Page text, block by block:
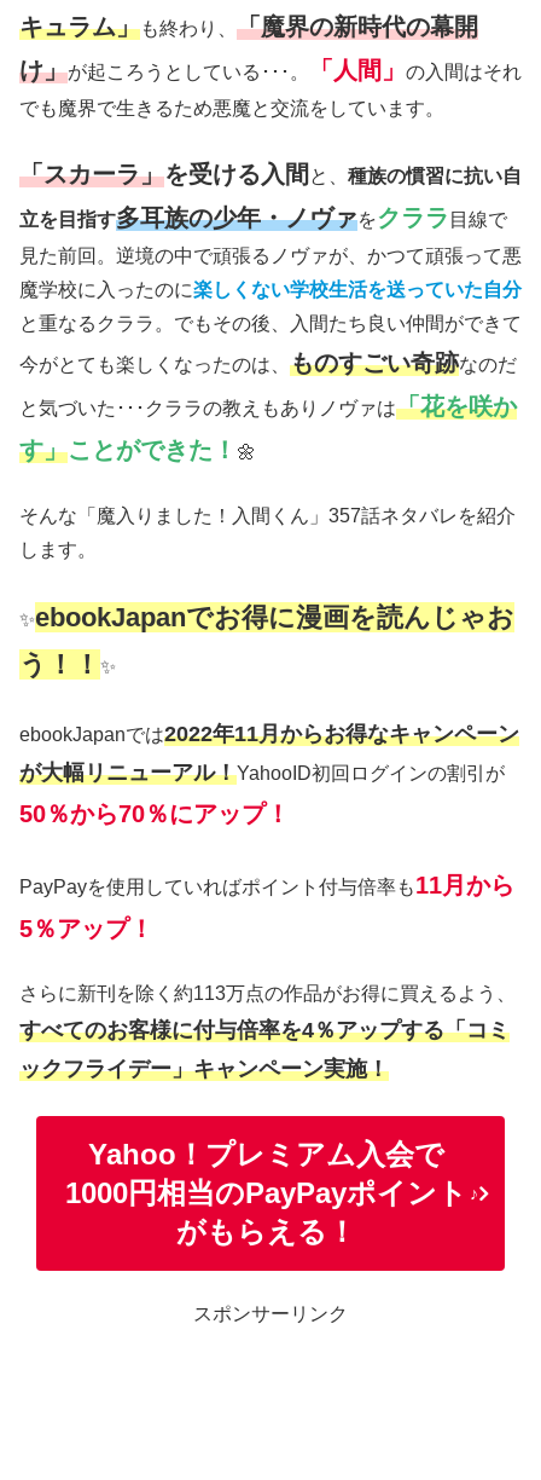
キュラム」も終わり、 「魔界の新時代の幕開
け」が起ころうとしている･･･。 「人間」
の入間はそれ
でも魔界で生きるため悪魔と交流をしています。
「スカーラ」を受ける入間 と、 種族の慣習に抗い自
立を目指す多耳族の少年・ノヴァをクララ 目線で
見た前回。逆境の中で頑張るノヴァが、かつて頑張って悪
魔学校に入ったのに楽しくない学校生活を送っていた自分
と重なるクララ。でもその後、入間たち良い仲間ができて
今がとても楽しくなったのは、 ものすごい奇跡なのだ
と気づいた･･･クララの教えもありノヴァは「花を咲か
す」ことができた！ 🌼
そんな「魔入りました！入間くん」357話ネタバレを紹介
します。
✨ebookJapanでお得に漫画を読んじゃお
う！！ ✨
ebookJapanでは2022年11月からお得なキャンペーン
が大幅リニューアル！YahooID初回ログインの割引が
50％から70％にアップ！
PayPayを使用していればポイント付与倍率も11月から
5％アップ！
さらに新刊を除く約113万点の作品がお得に買えるよう、
すべてのお客様に付与倍率を4％アップする「コミ
ックフライデー」キャンペーン実施！
Yahoo！プレミアム入会で
1000円相当のPayPayポイント
がもらえる！
♪
スポンサーリンク